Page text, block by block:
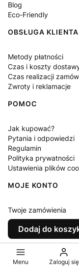
Blog
Eco-Friendly
OBSŁUGA KLIENTA
Metody płatności
Czas i koszty
Czas realizacji
Zwroty i reklamacje
POMOC
Jak kupować?
Pytania i odpowiedzi
Regulamin
Polityka prywatności
Ustawienia plików
MOJE KONTO
Twoje zamówienia
Ustawienia konta
Ulubione
Dodaj do
Menu Zaloguj się